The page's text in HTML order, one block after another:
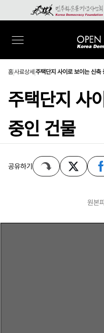
홈사료상세 주택단지 사이로 보이는 신축
주택단지 사
중인 건물
공유하기
원본